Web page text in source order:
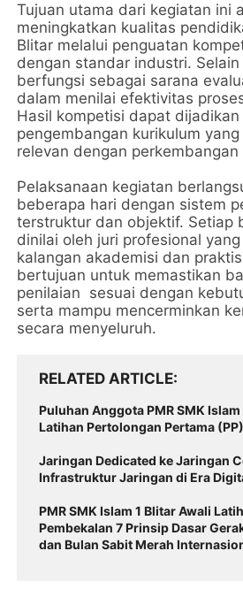
Tujuan utama dari kegiatan ini
meningkatkan kualitas
Blitar melalui penguatan
dengan standar industri. Selain
berfungsi sebagai sarana
dalam menilai efektivitas
Hasil kompetisi dapat
pengembangan kurikulum
relevan dengan perkembangan
Pelaksanaan kegiatan
beberapa hari dengan sistem
terstruktur dan objektif. Setiap
dinilai oleh juri profesional
kalangan akademisi dan
bertujuan untuk memastikan
penilaian sesuai dengan
serta mampu mencerminkan
secara menyeluruh.
RELATED ARTICLE
Puluhan Anggota PMR SMK
Latihan Pertolongan Pertama (PP)
Jaringan Dedicated ke Jaringan
Infrastruktur Jaringan di Era
PMR SMK Islam 1 Blitar Awali
Pembekalan 7 Prinsip Dasar
dan Bulan Sabit Merah